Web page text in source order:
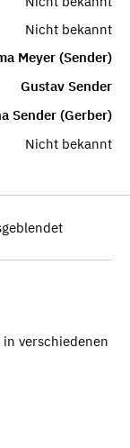
Nicht bekannt
Meyer (Sender)
Gustav Sender
Sender (Gerber)
Nicht bekannt
verschiedenen